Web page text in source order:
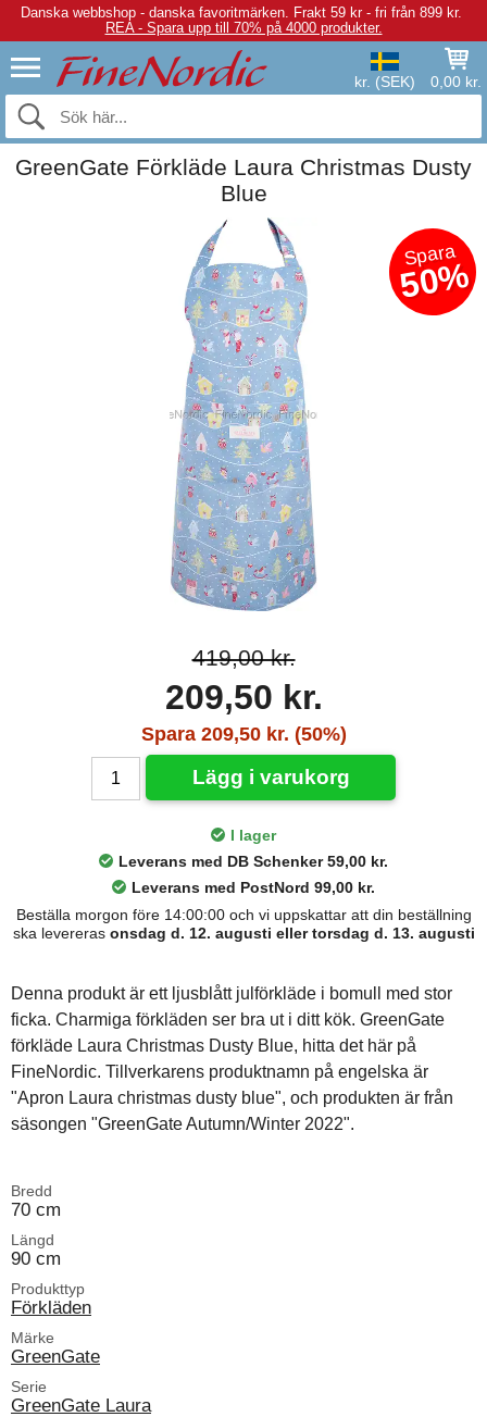
Danska webbshop - danska favoritmärken. Frakt 59 kr - fri från 899 kr.
REA - Spara upp till 70% på 4000 produkter.
kr. (SEK) 0,00 kr.
GreenGate Förkläde Laura Christmas Dusty
Blue
Spara
50%
419,00 kr.
209,50 kr.
Spara 209,50 kr. (50%)
Lägg i varukorg
I lager
Leverans med DB Schenker 59,00 kr.
Leverans med PostNord 99,00 kr.
Beställa morgon före 14:00:00 och vi uppskattar att din beställning
ska levereras onsdag d. 12. augusti eller torsdag d. 13. augusti
Denna produkt är ett ljusblått julförkläde i bomull med stor
ficka. Charmiga förkläden ser bra ut i ditt kök. GreenGate
förkläde Laura Christmas Dusty Blue, hitta det här på
FineNordic. Tillverkarens produktnamn på engelska är
"Apron Laura christmas dusty blue", och produkten är från
säsongen "GreenGate Autumn/Winter 2022".
Bredd
70 cm
Längd
90 cm
Produkttyp
Förkläden
Märke
GreenGate
Serie
GreenGate Laura